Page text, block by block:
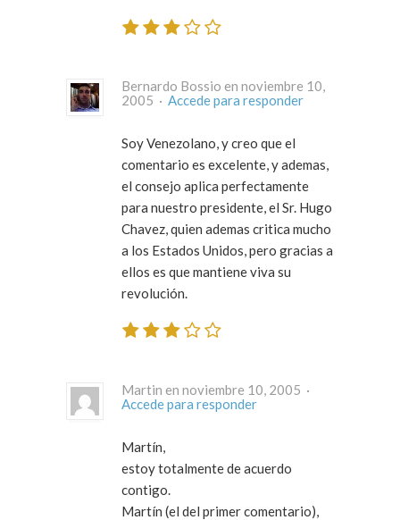
Bernardo Bossio en noviembre 10,
2005 · Accede para responder
Soy Venezolano, y creo que el
comentario es excelente, y ademas,
el consejo aplica perfectamente
para nuestro presidente, el Sr. Hugo
Chavez, quien ademas critica mucho
a los Estados Unidos, pero gracias a
ellos es que mantiene viva su
revolución.
Martin en noviembre 10, 2005 ·
Accede para responder
Martín,
estoy totalmente de acuerdo
contigo.
Martín (el del primer comentario),